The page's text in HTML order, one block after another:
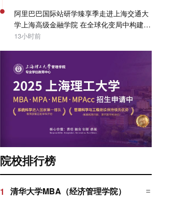
阿里巴巴国际站研学臻享季走进上海交通大
学上海高级金融学院 在全球化变局中构建企
业出海系统能力 | SAIF动态
13小时前
院校排行榜
1
清华大学MBA（经济管理学院）